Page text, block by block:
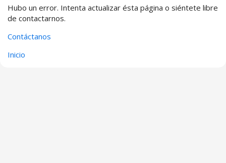
Hubo un error. Intenta actualizar ésta página o siéntete libre
de contactarnos.
Contáctanos
Inicio